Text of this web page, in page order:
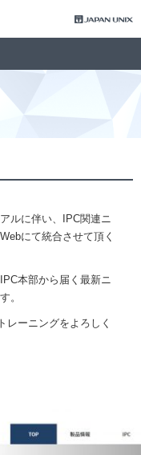
ルに伴い、IPC関連ニ
にて統合させて頂く
本部から届く最新ニ
。
レーニングをよろしく